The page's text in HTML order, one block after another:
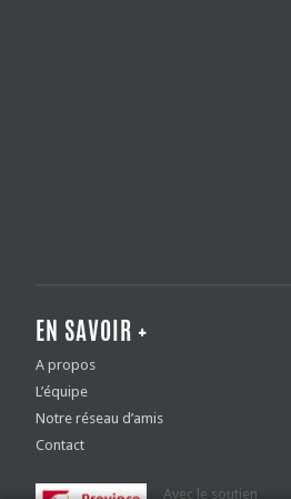
EN SAVOIR +
A propos
L’équipe
Notre réseau d’amis
Contact
Avec le soutien